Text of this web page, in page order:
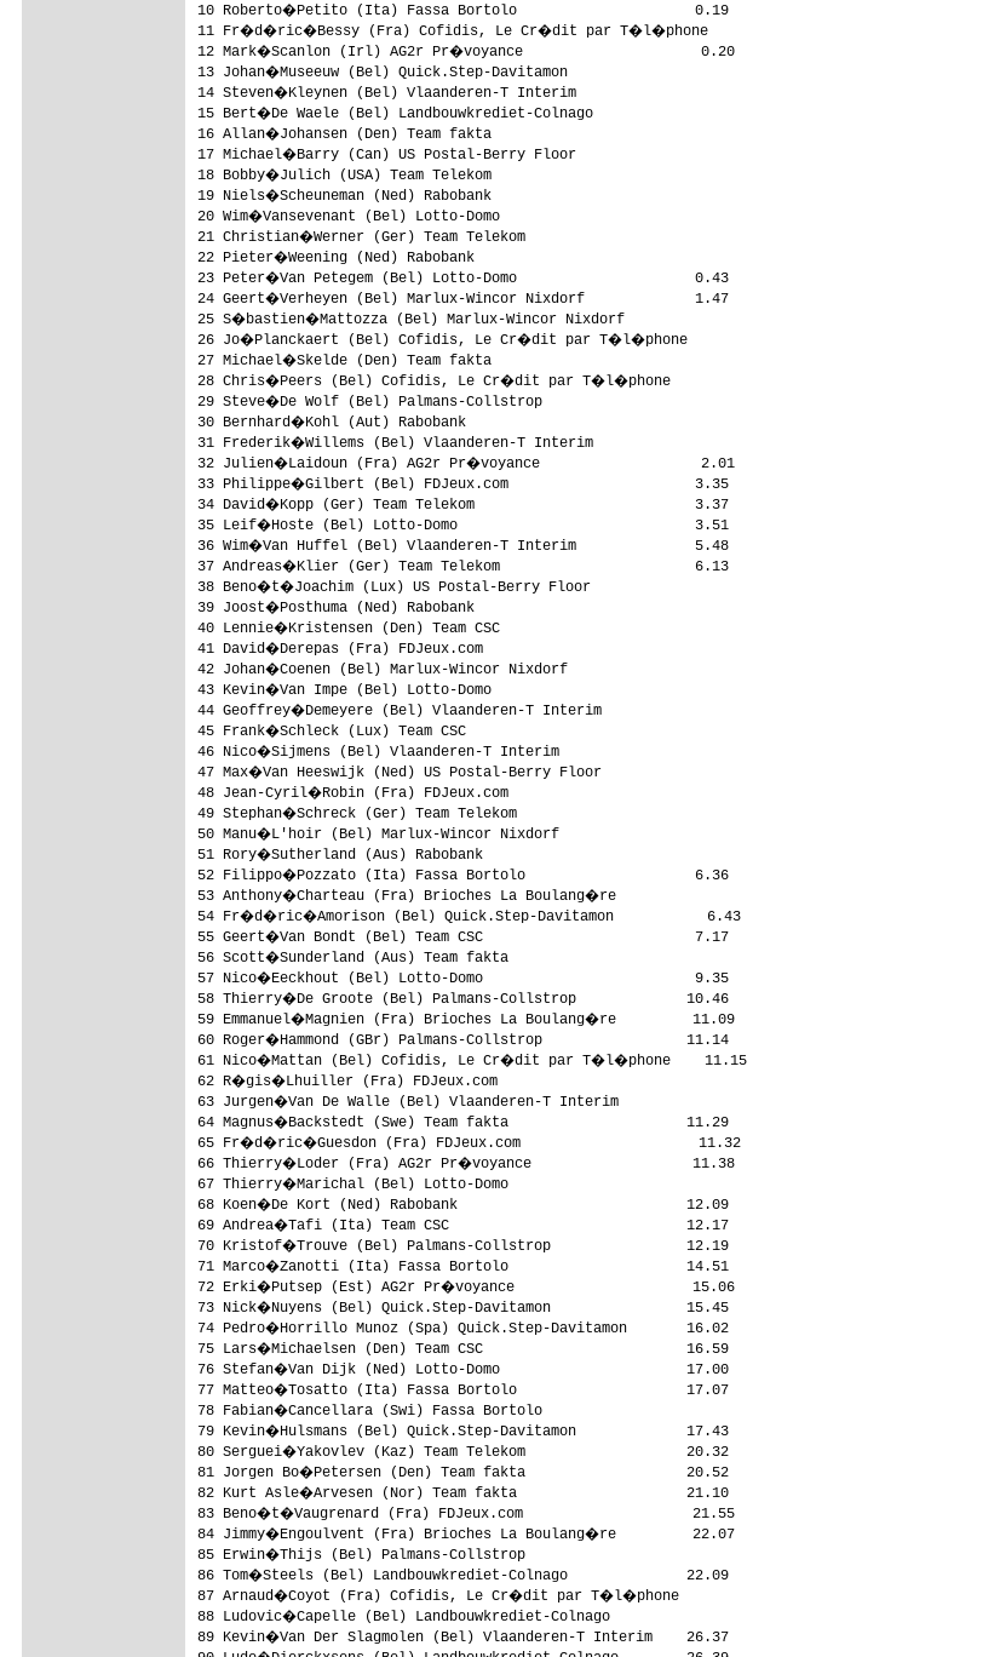
10 Roberto�Petito (Ita) Fassa Bortolo                     0.19
11 Fr�d�ric�Bessy (Fra) Cofidis, Le Cr�dit par T�l�phone
12 Mark�Scanlon (Irl) AG2r Pr�voyance                     0.20
13 Johan�Museeuw (Bel) Quick.Step-Davitamon
14 Steven�Kleynen (Bel) Vlaanderen-T Interim
15 Bert�De Waele (Bel) Landbouwkrediet-Colnago
16 Allan�Johansen (Den) Team fakta
17 Michael�Barry (Can) US Postal-Berry Floor
18 Bobby�Julich (USA) Team Telekom
19 Niels�Scheuneman (Ned) Rabobank
20 Wim�Vansevenant (Bel) Lotto-Domo
21 Christian�Werner (Ger) Team Telekom
22 Pieter�Weening (Ned) Rabobank
23 Peter�Van Petegem (Bel) Lotto-Domo                     0.43
24 Geert�Verheyen (Bel) Marlux-Wincor Nixdorf             1.47
25 S�bastien�Mattozza (Bel) Marlux-Wincor Nixdorf
26 Jo�Planckaert (Bel) Cofidis, Le Cr�dit par T�l�phone
27 Michael�Skelde (Den) Team fakta
28 Chris�Peers (Bel) Cofidis, Le Cr�dit par T�l�phone
29 Steve�De Wolf (Bel) Palmans-Collstrop
30 Bernhard�Kohl (Aut) Rabobank
31 Frederik�Willems (Bel) Vlaanderen-T Interim
32 Julien�Laidoun (Fra) AG2r Pr�voyance                   2.01
33 Philippe�Gilbert (Bel) FDJeux.com                      3.35
34 David�Kopp (Ger) Team Telekom                          3.37
35 Leif�Hoste (Bel) Lotto-Domo                            3.51
36 Wim�Van Huffel (Bel) Vlaanderen-T Interim              5.48
37 Andreas�Klier (Ger) Team Telekom                       6.13
38 Beno�t�Joachim (Lux) US Postal-Berry Floor
39 Joost�Posthuma (Ned) Rabobank
40 Lennie�Kristensen (Den) Team CSC
41 David�Derepas (Fra) FDJeux.com
42 Johan�Coenen (Bel) Marlux-Wincor Nixdorf
43 Kevin�Van Impe (Bel) Lotto-Domo
44 Geoffrey�Demeyere (Bel) Vlaanderen-T Interim
45 Frank�Schleck (Lux) Team CSC
46 Nico�Sijmens (Bel) Vlaanderen-T Interim
47 Max�Van Heeswijk (Ned) US Postal-Berry Floor
48 Jean-Cyril�Robin (Fra) FDJeux.com
49 Stephan�Schreck (Ger) Team Telekom
50 Manu�L'hoir (Bel) Marlux-Wincor Nixdorf
51 Rory�Sutherland (Aus) Rabobank
52 Filippo�Pozzato (Ita) Fassa Bortolo                    6.36
53 Anthony�Charteau (Fra) Brioches La Boulang�re
54 Fr�d�ric�Amorison (Bel) Quick.Step-Davitamon           6.43
55 Geert�Van Bondt (Bel) Team CSC                         7.17
56 Scott�Sunderland (Aus) Team fakta
57 Nico�Eeckhout (Bel) Lotto-Domo                         9.35
58 Thierry�De Groote (Bel) Palmans-Collstrop             10.46
59 Emmanuel�Magnien (Fra) Brioches La Boulang�re         11.09
60 Roger�Hammond (GBr) Palmans-Collstrop                 11.14
61 Nico�Mattan (Bel) Cofidis, Le Cr�dit par T�l�phone    11.15
62 R�gis�Lhuiller (Fra) FDJeux.com
63 Jurgen�Van De Walle (Bel) Vlaanderen-T Interim
64 Magnus�Backstedt (Swe) Team fakta                     11.29
65 Fr�d�ric�Guesdon (Fra) FDJeux.com                     11.32
66 Thierry�Loder (Fra) AG2r Pr�voyance                   11.38
67 Thierry�Marichal (Bel) Lotto-Domo
68 Koen�De Kort (Ned) Rabobank                           12.09
69 Andrea�Tafi (Ita) Team CSC                            12.17
70 Kristof�Trouve (Bel) Palmans-Collstrop                12.19
71 Marco�Zanotti (Ita) Fassa Bortolo                     14.51
72 Erki�Putsep (Est) AG2r Pr�voyance                     15.06
73 Nick�Nuyens (Bel) Quick.Step-Davitamon                15.45
74 Pedro�Horrillo Munoz (Spa) Quick.Step-Davitamon       16.02
75 Lars�Michaelsen (Den) Team CSC                        16.59
76 Stefan�Van Dijk (Ned) Lotto-Domo                      17.00
77 Matteo�Tosatto (Ita) Fassa Bortolo                    17.07
78 Fabian�Cancellara (Swi) Fassa Bortolo
79 Kevin�Hulsmans (Bel) Quick.Step-Davitamon             17.43
80 Serguei�Yakovlev (Kaz) Team Telekom                   20.32
81 Jorgen Bo�Petersen (Den) Team fakta                   20.52
82 Kurt Asle�Arvesen (Nor) Team fakta                    21.10
83 Beno�t�Vaugrenard (Fra) FDJeux.com                    21.55
84 Jimmy�Engoulvent (Fra) Brioches La Boulang�re         22.07
85 Erwin�Thijs (Bel) Palmans-Collstrop
86 Tom�Steels (Bel) Landbouwkrediet-Colnago              22.09
87 Arnaud�Coyot (Fra) Cofidis, Le Cr�dit par T�l�phone
88 Ludovic�Capelle (Bel) Landbouwkrediet-Colnago
89 Kevin�Van Der Slagmolen (Bel) Vlaanderen-T Interim    26.37